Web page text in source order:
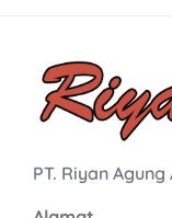
PT. Riyan Agung